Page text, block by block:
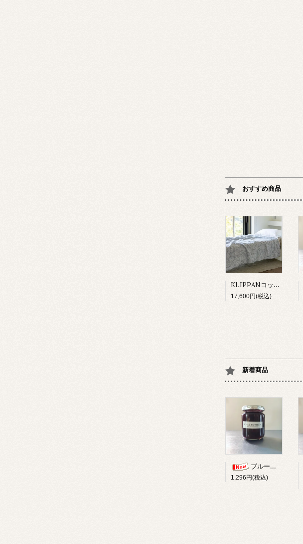
おすすめ商品
KLIPPANコットンスロー/サンフラワーブルー
17,600円(税込)
新着商品
ブルーベリー柚子ジャム
1,296円(税込)